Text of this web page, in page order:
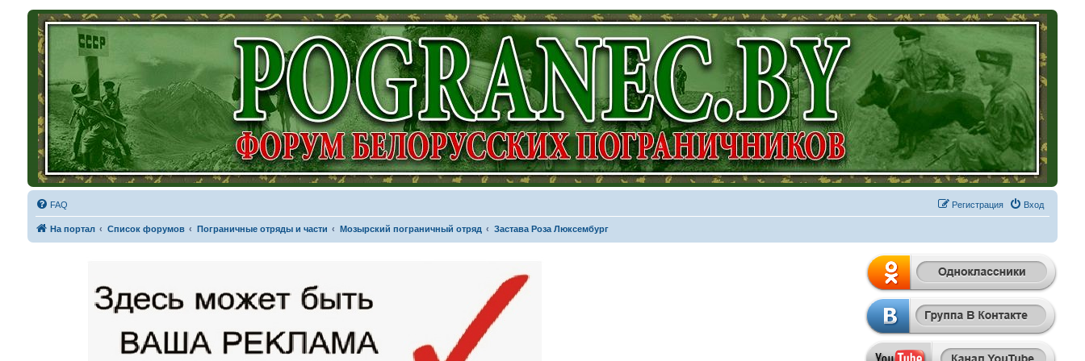
FAQ Вход
Регистрация
На портал Список форумов Пограничные отряды и части Мозырский пограничный отряд Застава Роза Люксембург